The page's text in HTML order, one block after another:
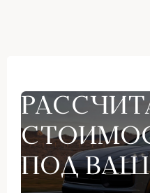
ПОД